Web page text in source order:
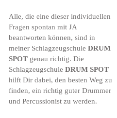
Alle, die eine dieser individuellen
Fragen spontan mit JA
beantworten können, sind in
meiner Schlagzeugschule DRUM
SPOTgenau richtig. Die
Schlagzeugschule DRUM SPOT
hilft Dir dabei, den besten Weg zu
finden, ein richtig guter Drummer
und Percussionist zu werden.